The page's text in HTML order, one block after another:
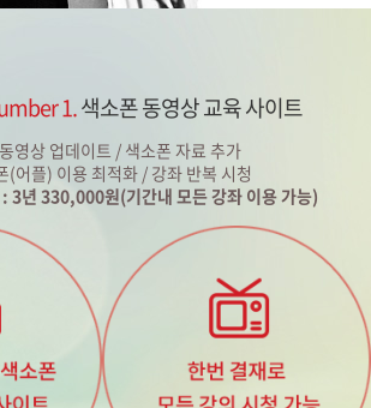
1.색소폰 동영상 교육 사이트
영상 업데이트 / 색소폰 자료 추가
(어플) 이용 최적화 / 강좌 반복 시청
3년 330,000원(기간내 모든 강좌 이용 가능)